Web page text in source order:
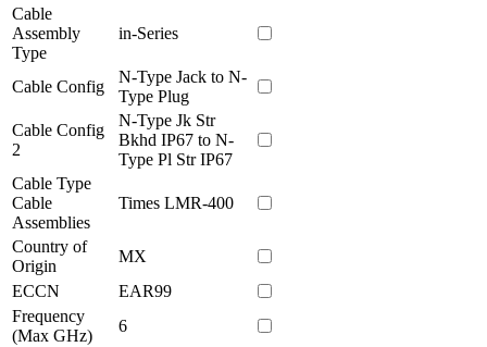
Cable
Assembly
Type
in-Series
Cable Config
N-Type Jack to N-
Type Plug
Cable Config
2
N-Type Jk Str
Bkhd IP67 to N-
Type Pl Str IP67
Cable Type
Cable
Assemblies
Times LMR-400
Country of
Origin
MX
ECCN
EAR99
Frequency
(Max GHz)
6